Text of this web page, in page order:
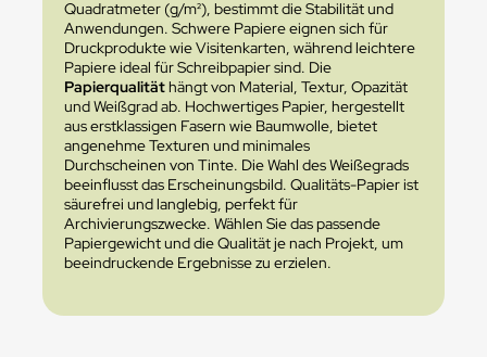
Quadratmeter (g/m²), bestimmt die Stabilität und
Anwendungen. Schwere Papiere eignen sich für
Druckprodukte wie Visitenkarten, während leichtere
Papiere ideal für Schreibpapier sind. Die
Papierqualitäthängt von Material, Textur, Opazität
und Weißgrad ab. Hochwertiges Papier, hergestellt
aus erstklassigen Fasern wie Baumwolle, bietet
angenehme Texturen und minimales
Durchscheinen von Tinte. Die Wahl des Weißegrads
beeinflusst das Erscheinungsbild. Qualitäts-Papier ist
säurefrei und langlebig, perfekt für
Archivierungszwecke. Wählen Sie das passende
Papiergewicht und die Qualität je nach Projekt, um
beeindruckende Ergebnisse zu erzielen.